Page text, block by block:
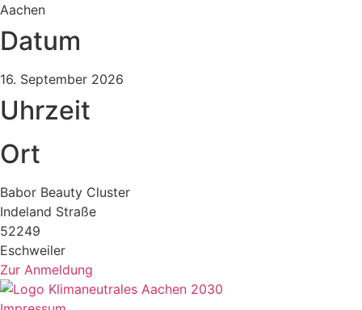
Aachen
Datum
16. September 2026
Uhrzeit
Ort
Babor Beauty Cluster
Indeland Straße
52249
Eschweiler
Zur Anmeldung